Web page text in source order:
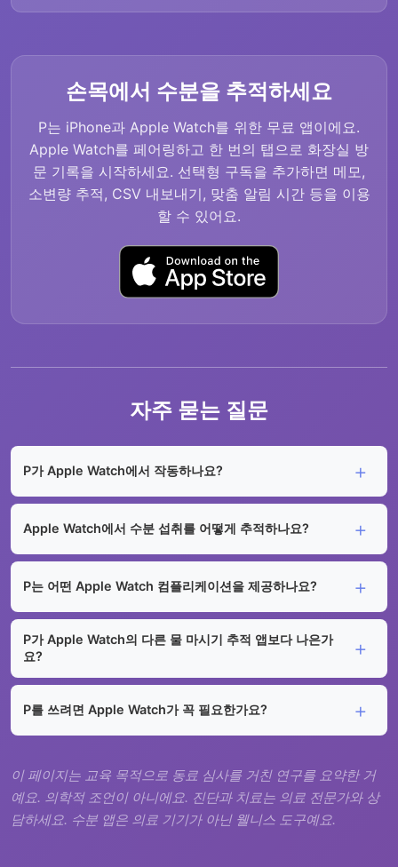
손목에서 수분을 추적하세요
P는 iPhone과 Apple Watch를 위한 무료 앱이에요.
Apple Watch를 페어링하고 한 번의 탭으로 화장실 방
문 기록을 시작하세요. 선택형 구독을 추가하면 메모,
소변량 추적, CSV 내보내기, 맞춤 알림 시간 등을 이용
할 수 있어요.
자주 묻는 질문
P가 Apple Watch에서 작동하나요?
Apple Watch에서 수분 섭취를 어떻게 추적하나요?
P는 어떤 Apple Watch 컴플리케이션을 제공하나요?
P가 Apple Watch의 다른 물 마시기 추적 앱보다 나은가
요?
P를 쓰려면 Apple Watch가 꼭 필요한가요?
이 페이지는 교육 목적으로 동료 심사를 거친 연구를 요약한 거
예요. 의학적 조언이 아니에요. 진단과 치료는 의료 전문가와 상
담하세요. 수분 앱은 의료 기기가 아닌 웰니스 도구예요.